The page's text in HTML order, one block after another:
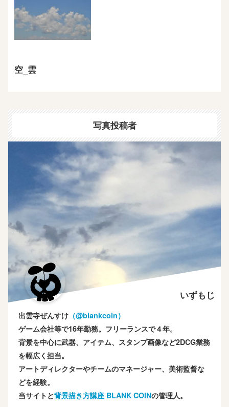
空_雲
写真投稿者
いずもじ
出雲寺ぜんすけ （‎@blankcoin）
ゲーム会社等で16年勤務。フリーランスで４年。
背景を中心に武器、アイテム、スタンプ画像など2DCG業務
を幅広く担当。
アートディレクターやチームのマネージャー、美術監督な
どを経験。
当サイトと背景描き方講座 BLANK COINの管理人。